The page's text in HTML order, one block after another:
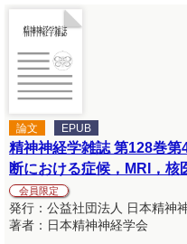
論文 EPUB
精神神経学雑誌 第128巻
断における症候，MRI，核
会員限定
発行：公益社団法人 日本精神
著者：日本精神神経学会